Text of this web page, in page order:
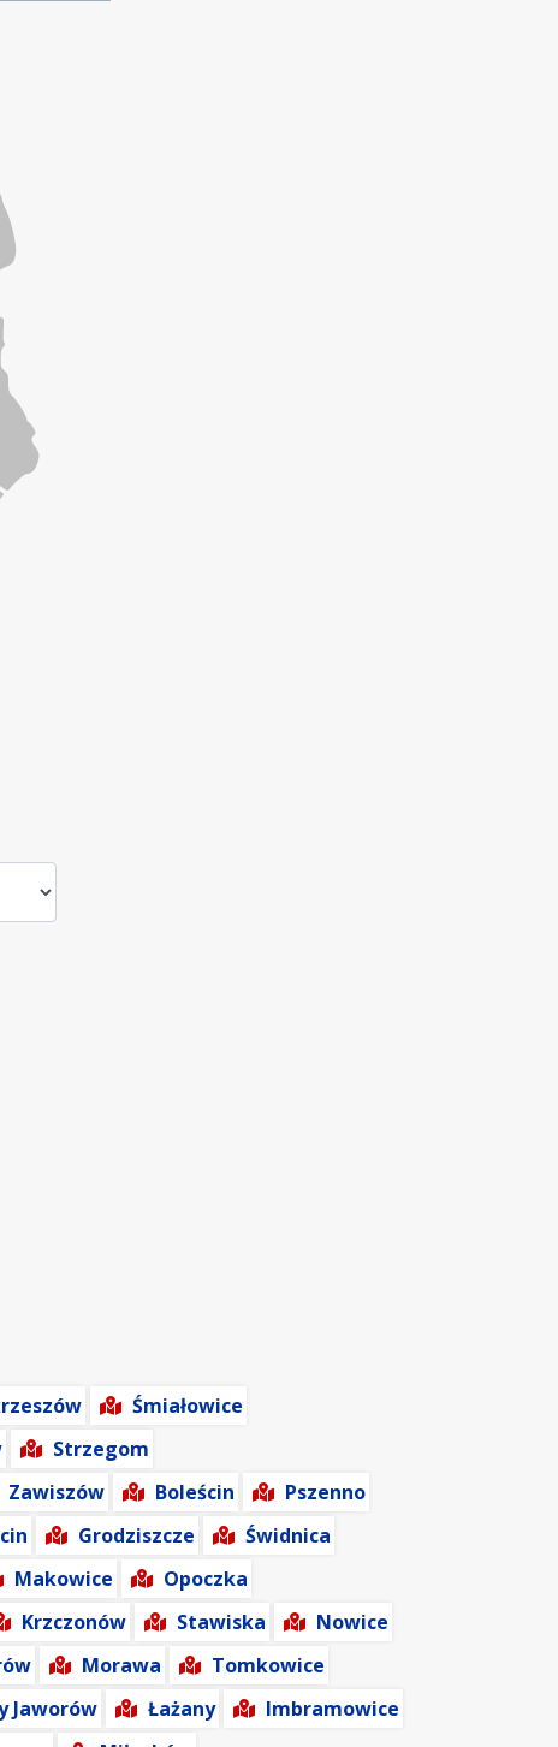
Śmiałowice
Strzegom
Zawiszów Boleścin
Pszenno
Grodziszcze
Świdnica
Makowice
Opoczka
Krzczonów Stawiska
Nowice
Morawa
Tomkowice
Jaworów Łażany
Imbramowice